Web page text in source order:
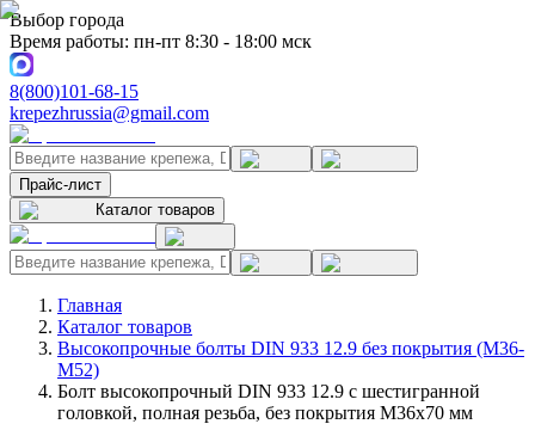
Выбор города
Время работы: пн-пт 8:30 - 18:00 мск
8(800)101-68-15
krepezhrussia@gmail.com
Прайс-лист
Каталог товаров
Главная
Каталог товаров
Высокопрочные болты DIN 933 12.9 без покрытия (M36-
M52)
Болт высокопрочный DIN 933 12.9 с шестигранной
головкой, полная резьба, без покрытия M36x70 мм